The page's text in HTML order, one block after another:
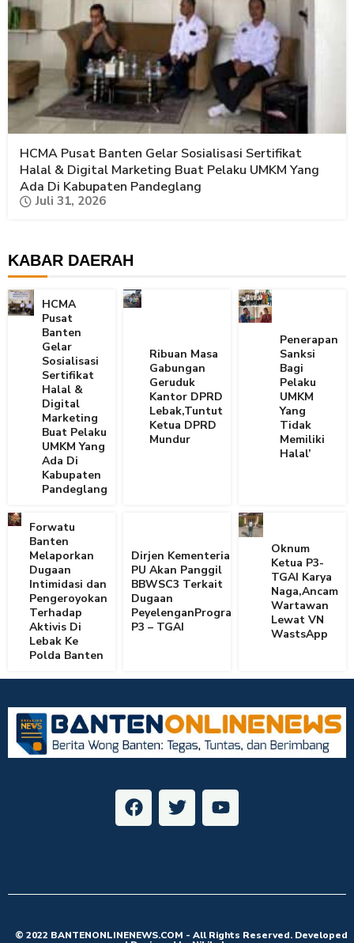
HCMA Pusat Banten Gelar Sosialisasi Sertifikat
Halal & Digital Marketing Buat Pelaku UMKM Yang
Ada Di Kabupaten Pandeglang
Juli 31, 2026
KABAR DAERAH
HCMA
Pusat
Banten
Gelar
Sosialisasi
Sertifikat
Halal &
Digital
Marketing
Buat Pelaku
UMKM Yang
Ada Di
Kabupaten
Pandeglang
Ribuan Masa
Gabungan
Geruduk
Kantor DPRD
Lebak,Tuntut
Ketua DPRD
Mundur
Penerapan
Sanksi
Bagi
Pelaku
UMKM
Yang
Tidak
Memiliki
Halal’
Forwatu
Banten
Melaporkan
Dugaan
Intimidasi dan
Pengeroyokan
Terhadap
Aktivis Di
Lebak Ke
Polda Banten
Dirjen Kementerian
PU Akan Panggil
BBWSC3 Terkait
Dugaan
PeyelenganProgram
P3 – TGAI
Oknum
Ketua P3-
TGAI Karya
Naga,Ancam
Wartawan
Lewat VN
WastsApp
© 2022 BANTENONLINENEWS.COM - All Rights Reserved. Developed